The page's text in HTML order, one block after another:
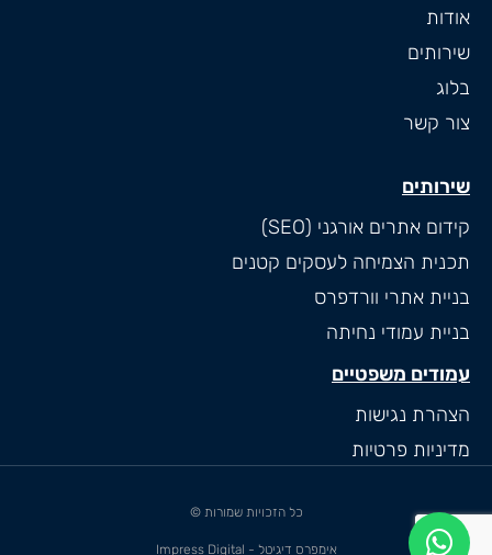
אודות
שירותים
בלוג
צור קשר
שירותים
קידום אתרים אורגני (SEO)
תכנית הצמיחה לעסקים קטנים
בניית אתרי וורדפרס
בניית עמודי נחיתה
עמודים משפטיים
הצהרת נגישות
מדיניות פרטיות
כל הזכויות שמורות ©
אימפרס דיגיטל - Impress Digital